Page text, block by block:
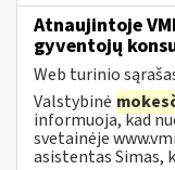
Atnaujintoje
gyventojų
Web turinio
Valstybinė
informuoja, kad
svetainėje
asistentas Simas,